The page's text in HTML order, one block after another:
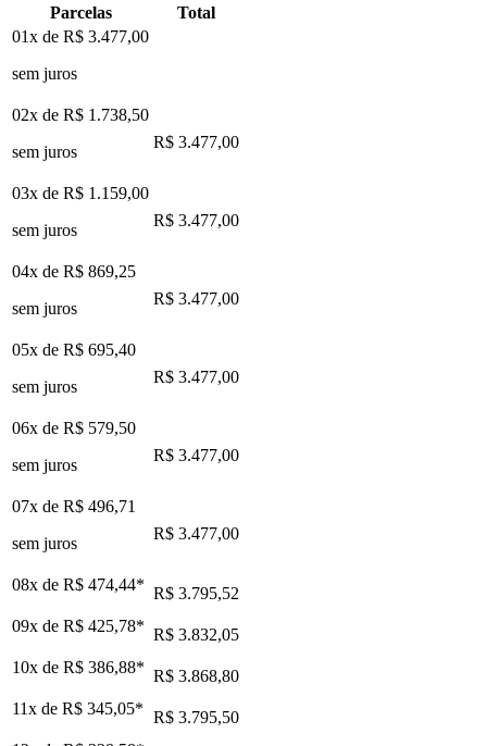
Parcelas
Total
01x de R$ 3.477,00
sem juros
02x de R$ 1.738,50
sem juros
R$ 3.477,00
03x de R$ 1.159,00
sem juros
R$ 3.477,00
04x de R$ 869,25
sem juros
R$ 3.477,00
05x de R$ 695,40
sem juros
R$ 3.477,00
06x de R$ 579,50
sem juros
R$ 3.477,00
07x de R$ 496,71
sem juros
R$ 3.477,00
08x de R$ 474,44* R$ 3.795,52
09x de R$ 425,78* R$ 3.832,05
10x de R$ 386,88* R$ 3.868,80
11x de R$ 345,05* R$ 3.795,50